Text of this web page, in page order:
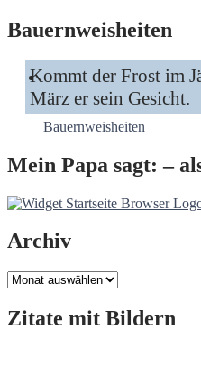
Bauernweisheiten
Kommt der Frost im
März er sein Gesicht.
Bauernweisheiten
Mein Papa sagt: –
Archiv
Archiv
Zitate mit Bildern